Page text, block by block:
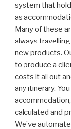
system that
as
Many of these
always
new products.
to produce a
costs it all out
any itinerary.
calculated and
We’ve